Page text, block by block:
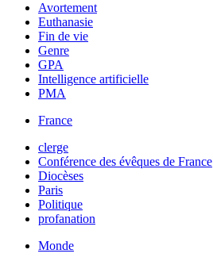
Avortement
Euthanasie
Fin de vie
Genre
GPA
Intelligence artificielle
PMA
France
clerge
Conférence des évêques de France
Diocèses
Paris
Politique
profanation
Monde